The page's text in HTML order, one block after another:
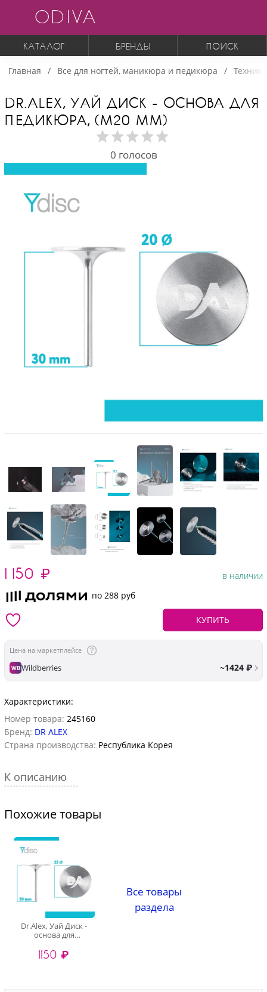
ODIVA
КАТАЛОГ БРЕНДЫ ПОИСК
Главная Все для ногтей, маникюра и педикюра
DR.ALEX, УАЙ ДИСК - ОСНОВА ДЛЯ
ПЕДИКЮРА, (M20 ММ)
0 голосов
1 150 ₽
в наличии
по 288 руб
КУПИТЬ
Цена на маркетплейсе
WBWildberries ~1424 ₽
Характеристики:
Номер товара: 245160
Бренд: DR ALEX
Страна производства: Республика Корея
К описанию
Похожие товары
Dr.Alex, Уай Диск -
основа для
1150 ₽
Все товары
раздела